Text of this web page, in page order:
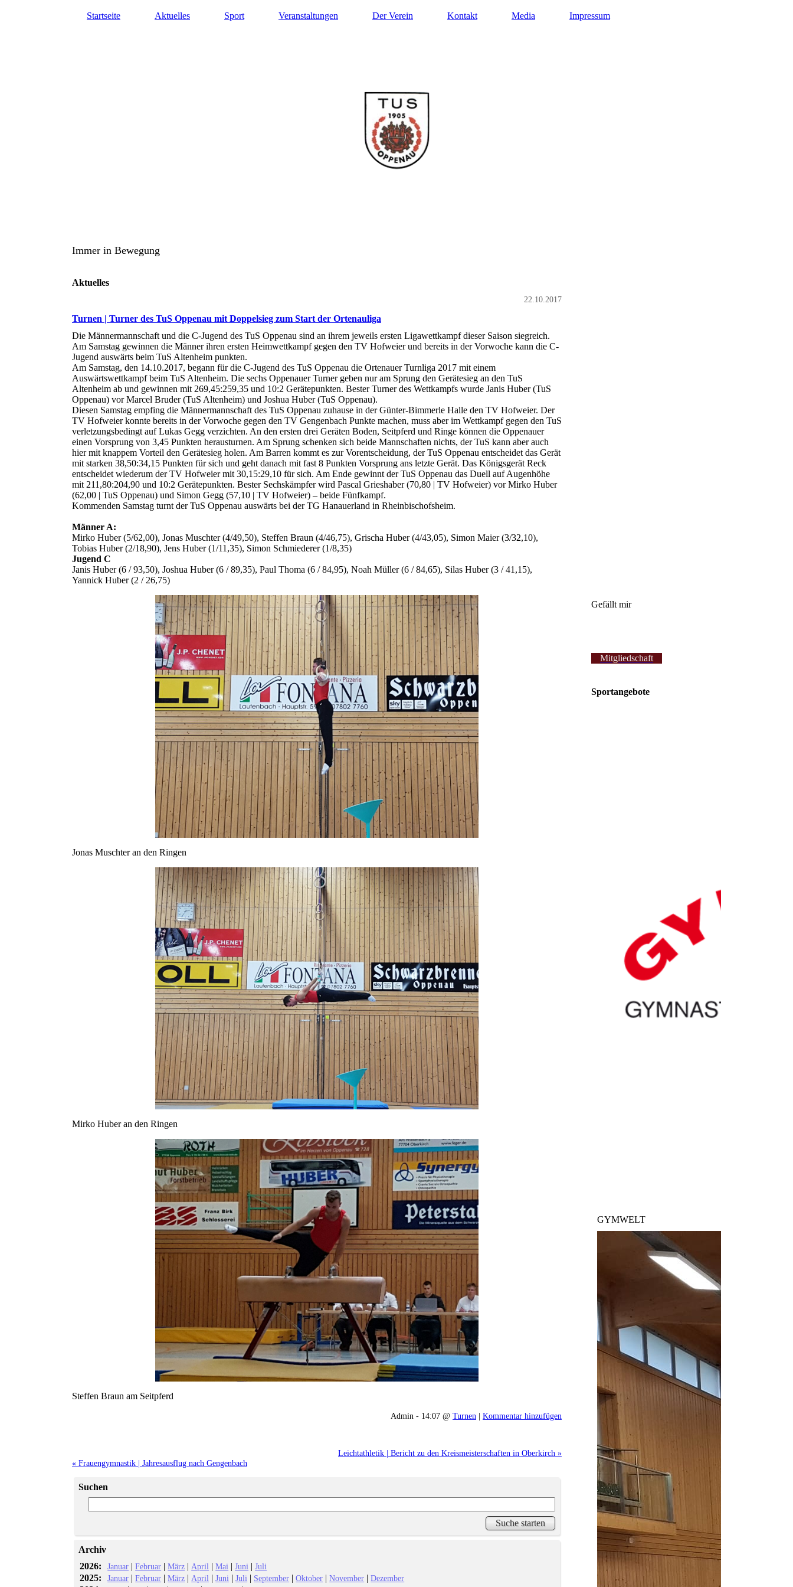
Startseite Aktuelles Sport Veranstaltungen Der Verein Kontakt Media Impressum
Immer in Bewegung
Aktuelles
22.10.2017
Turnen | Turner des TuS Oppenau mit Doppelsieg zum Start der Ortenauliga
Die Männermannschaft und die C-Jugend des TuS Oppenau sind an ihrem jeweils ersten Ligawettkampf dieser Saison siegreich.
Am Samstag gewinnen die Männer ihren ersten Heimwettkampf gegen den TV Hofweier und bereits in der Vorwoche kann die C-
Jugend auswärts beim TuS Altenheim punkten.
Am Samstag, den 14.10.2017, begann für die C-Jugend des TuS Oppenau die Ortenauer Turnliga 2017 mit einem
Auswärtswettkampf beim TuS Altenheim. Die sechs Oppenauer Turner geben nur am Sprung den Gerätesieg an den TuS
Altenheim ab und gewinnen mit 269,45:259,35 und 10:2 Gerätepunkten. Bester Turner des Wettkampfs wurde Janis Huber (TuS
Oppenau) vor Marcel Bruder (TuS Altenheim) und Joshua Huber (TuS Oppenau).
Diesen Samstag empfing die Männermannschaft des TuS Oppenau zuhause in der Günter-Bimmerle Halle den TV Hofweier. Der
TV Hofweier konnte bereits in der Vorwoche gegen den TV Gengenbach Punkte machen, muss aber im Wettkampf gegen den TuS
verletzungsbedingt auf Lukas Gegg verzichten. An den ersten drei Geräten Boden, Seitpferd und Ringe können die Oppenauer
einen Vorsprung von 3,45 Punkten herausturnen. Am Sprung schenken sich beide Mannschaften nichts, der TuS kann aber auch
hier mit knappem Vorteil den Gerätesieg holen. Am Barren kommt es zur Vorentscheidung, der TuS Oppenau entscheidet das Gerät
mit starken 38,50:34,15 Punkten für sich und geht danach mit fast 8 Punkten Vorsprung ans letzte Gerät. Das Königsgerät Reck
entscheidet wiederum der TV Hofweier mit 30,15:29,10 für sich. Am Ende gewinnt der TuS Oppenau das Duell auf Augenhöhe
mit 211,80:204,90 und 10:2 Gerätepunkten. Bester Sechskämpfer wird Pascal Grieshaber (70,80 | TV Hofweier) vor Mirko Huber
(62,00 | TuS Oppenau) und Simon Gegg (57,10 | TV Hofweier) – beide Fünfkampf.
Kommenden Samstag turnt der TuS Oppenau auswärts bei der TG Hanauerland in Rheinbischofsheim.
Männer A:
Mirko Huber (5/62,00), Jonas Muschter (4/49,50), Steffen Braun (4/46,75), Grischa Huber (4/43,05), Simon Maier (3/32,10),
Tobias Huber (2/18,90), Jens Huber (1/11,35), Simon Schmiederer (1/8,35)
Jugend C
Janis Huber (6 / 93,50), Joshua Huber (6 / 89,35), Paul Thoma (6 / 84,95), Noah Müller (6 / 84,65), Silas Huber (3 / 41,15),
Yannick Huber (2 / 26,75)
Jonas Muschter an den Ringen
Mirko Huber an den Ringen
Steffen Braun am Seitpferd
Admin - 14:07 @ Turnen | Kommentar hinzufügen
Leichtathletik | Bericht zu den Kreismeisterschaften in Oberkirch »
« Frauengymnastik | Jahresausflug nach Gengenbach
Suchen
Archiv
2026:
Januar |Februar |März | April |Mai |Juni |Juli
2025: Januar |Februar |März | April |Juni |Juli | September |Oktober |November |Dezember
Gefällt mir
Mitgliedschaft
Sportangebote
GYMWELT